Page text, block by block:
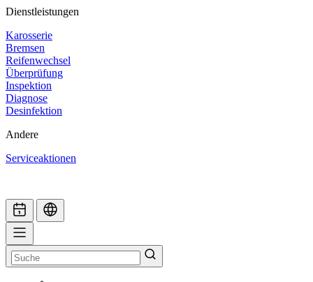
Dienstleistungen
Karosserie
Bremsen
Reifenwechsel
Überprüfung
Inspektion
Diagnose
Desinfektion
Andere
Serviceaktionen